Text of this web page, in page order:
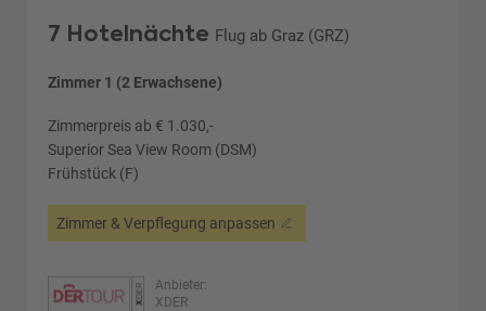
7 Hotelnächte Flug ab Graz (GRZ)
Zimmer 1 (2 Erwachsene)
Zimmerpreis ab € 1.030,-
Superior Sea View Room (DSM)
Frühstück (F)
Zimmer & Verpflegung anpassen
Anbieter:
XDER